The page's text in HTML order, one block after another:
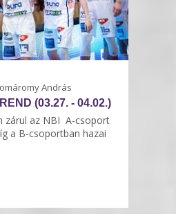
András
(03.27. - 04.02.)
zárul az NBI A-csoport
a B-csoportban hazai